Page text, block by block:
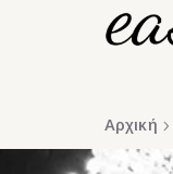
Αρχική